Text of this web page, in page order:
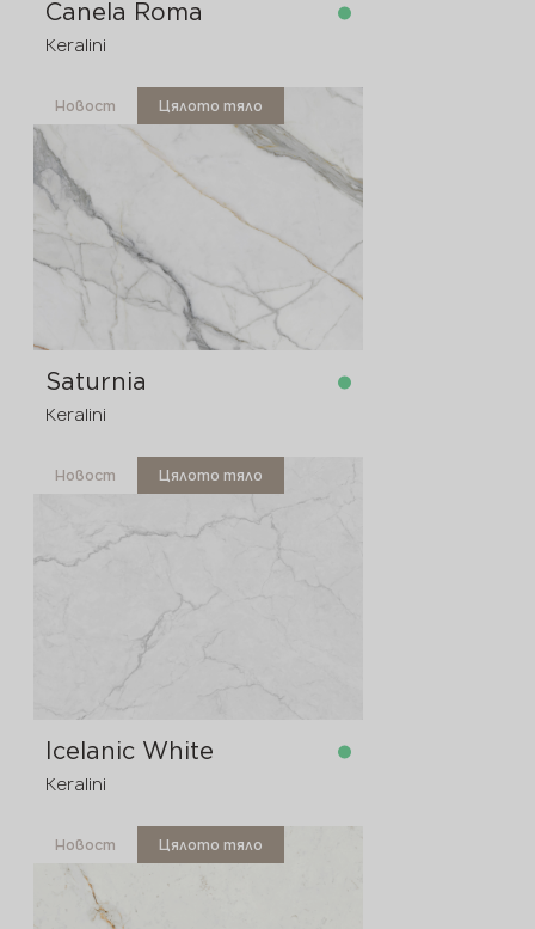
Canela Roma
Keralini
3200x1600x12 мм в наличност
Новост Цялото тяло
Saturnia
Keralini
в наличност
Новост Цялото тяло
Icelanic White
Keralini
3200x1600x20 мм
Новост Цялото тяло
Политика за поверителност